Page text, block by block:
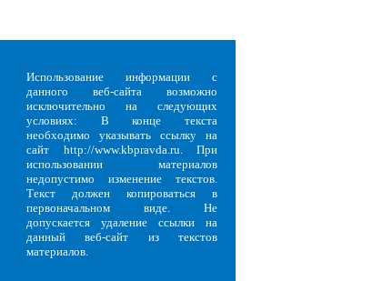
Использование информации с
данного веб-сайта возможно
исключительно на следующих
условиях: В конце текста
необходимо указывать ссылку на
сайт http://www.kbpravda.ru. При
использовании материалов
недопустимо изменение текстов.
Текст должен копироваться в
первоначальном виде. Не
допускается удаление ссылки на
данный веб-сайт из текстов
материалов.